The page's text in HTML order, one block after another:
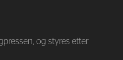
og styres etter